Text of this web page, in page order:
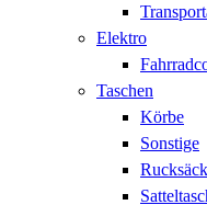
Elektro
Taschen
Körbe
Sonstige